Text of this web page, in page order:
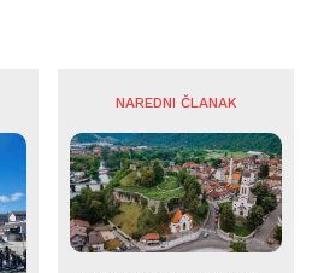
NAREDNI ČLANAK